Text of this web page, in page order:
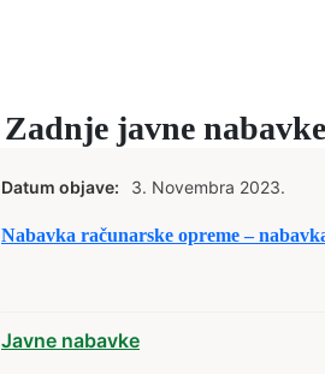
Zadnje javne nabavke
Datum objave: 3. Novembra 2023.
Nabavka računarske opreme –
Javne nabavke